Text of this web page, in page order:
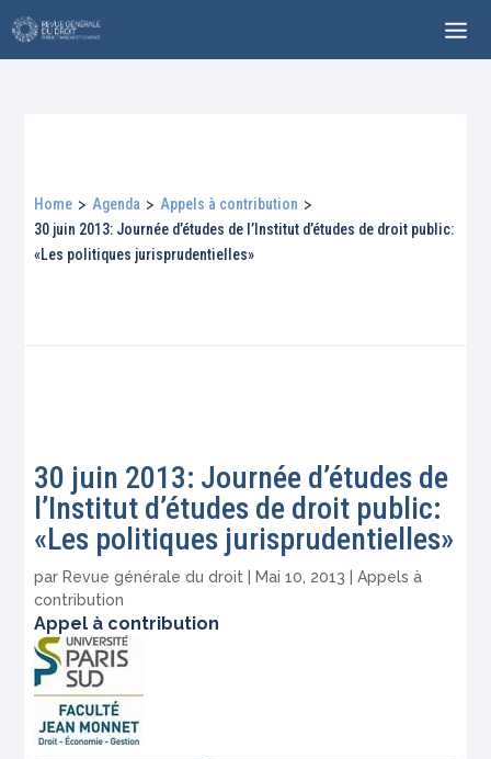
Home > Agenda > Appels à contribution >
30 juin 2013: Journée d’études de l’Institut d’études de droit public:
«Les politiques jurisprudentielles»
30 juin 2013: Journée d’études de
l’Institut d’études de droit public:
«Les politiques jurisprudentielles»
par Revue générale du droit Mai 10, 2013 |Appels à
contribution
Appel à contribution